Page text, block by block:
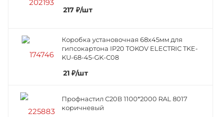
217 ₽/шт
Коробка установочная 68х45мм для
гипсокартона IP20 TOKOV ELECTRIC TKE-
KU-68-45-GK-C08
21 ₽/шт
Профнастил C20В 1100*2000 RAL 8017
коричневый